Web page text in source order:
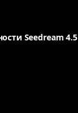
Seedream 4.5